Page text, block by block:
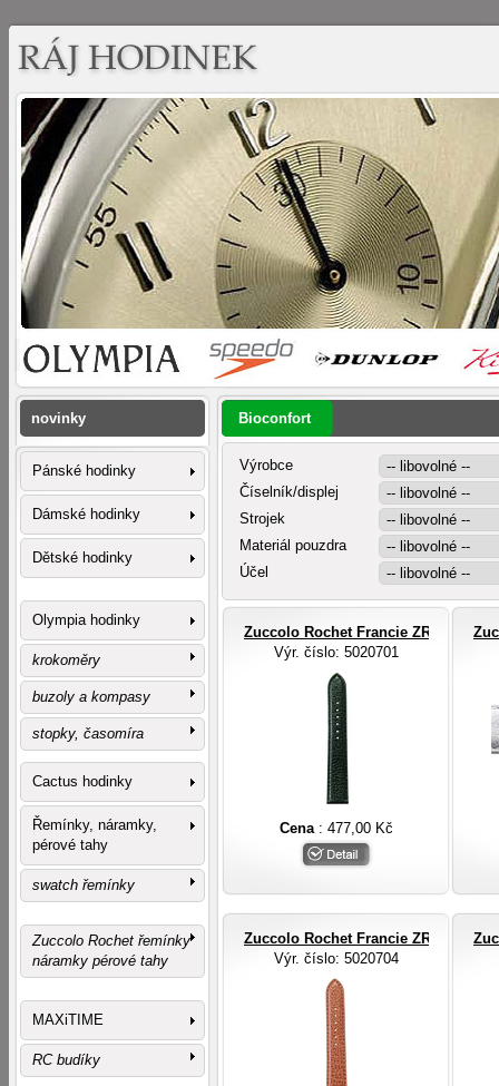
Bioconfort
Výrobce
Číselník/displej
Strojek
Materiál pouzdra
Účel
Zuccolo Rochet Francie ZRC
Výr. číslo: 5020701
Cena : 477,00 Kč
Zuccolo Rochet Francie ZRC
Výr. číslo: 5020704
novinky
Pánské hodinky
Dámské hodinky
Dětské hodinky
Olympia hodinky
krokoměry
buzoly a kompasy
stopky, časomíra
Cactus hodinky
Řemínky, náramky,
pérové tahy
swatch řemínky
Zuccolo Rochet řemínky
náramky pérové tahy
MAXiTIME
RC budíky